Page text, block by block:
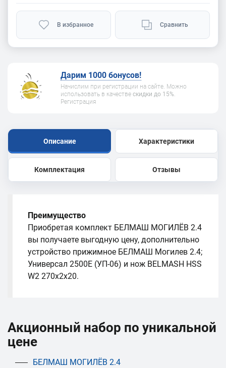
В избранное Сравнить
Дарим 1000 бонусов!
Начислим при регистрации на сайте. Можно
использовать в качестве скидки до 15%.
Регистрация
Описание Характеристики
Комплектация Отзывы
Преимущество
Приобретая комплект БЕЛМАШ МОГИЛЁВ 2.4
вы получаете выгодную цену, дополнительно
устройство прижимное БЕЛМАШ Могилев 2.4;
Универсал 2500Е (УП-06) и нож BELMASH HSS
W2 270х2х20.
Акционный набор по уникальной
цене
БЕЛМАШ МОГИЛЁВ 2.4